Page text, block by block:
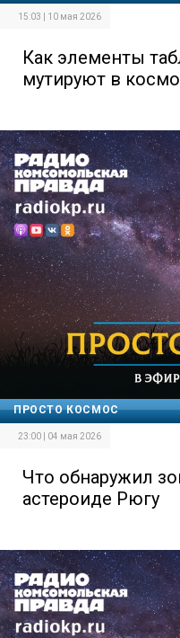
15:03 | 10 мая 2026
Как элементы
мутируют в
ПРОСТО КОСМОС
23:00 | 04 мая 2026
Что обнаружил
астероиде Рюгу